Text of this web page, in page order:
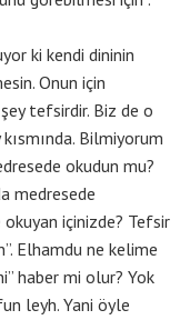
ki kendi dininin
Onun için
tefsirdir. Biz de o
Bilmiyorum
okudun mu?
medresede
içinizde? Tefsir
Elhamdu ne kelime
haber mi olur? Yok
leyh. Yani öyle